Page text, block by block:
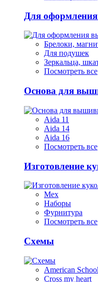
Для
Брелоки,
Для подушек
Зеркальца,
Посмотреть все
Основа для
Aida 11
Aida 14
Aida 16
Посмотреть все
Изготовление
Мех
Наборы
Фурнитура
Посмотреть все
Схемы
American
Cross my heart